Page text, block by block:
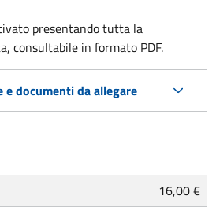
presentando tutta la
consultabile in formato PDF.
documenti da allegare
16,00 €